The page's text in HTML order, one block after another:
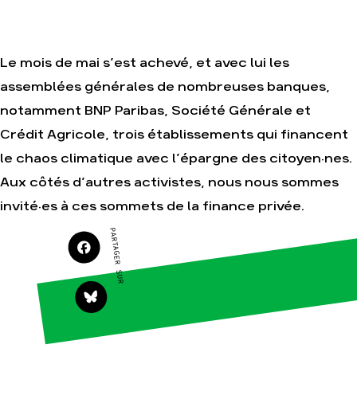
S'engager sur le
terrain
Agir au quotidien
Soutenir les
campagnes
Transmettre tout
ou partie de son
patrimoine
Télécharger
gratuitement les
guides éco-
citoyens
thématiques
Climat – Énergie
Surproduction
Agriculture
Finance
Le mois de mai s’est achevé, et avec lui les
assemblées générales de nombreuses banques,
notamment BNP Paribas, Société Générale et
Crédit Agricole, trois établissements qui financent
le chaos climatique avec l’épargne des citoyen·nes.
Aux côtés d’autres activistes, nous nous sommes
invité·es à ces sommets de la finance privée.
PARTAGER SUR